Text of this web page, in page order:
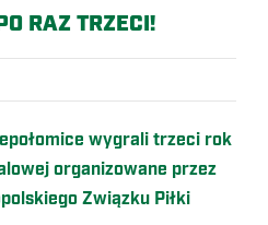
RAZ TRZECI!
wygrali trzeci rok
organizowane przez
Związku Piłki